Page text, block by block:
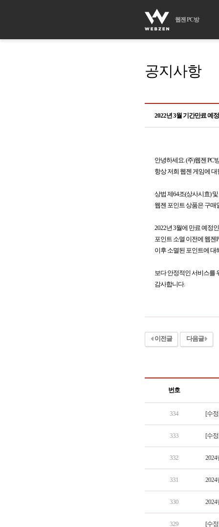
웹젠 PC방
공지사항
2022년 3월 기간만료 예
안녕하세요. (주)웹젠 PC
항상 저희 웹젠 게임에
상법 제64조(상사시효)
웹젠 포인트 상품은 구매
2022년 3월에 만료 예정
포인트 소멸 이전에 웹젠
이후 소멸된 포인트에 대
보다 안정적인 서비스를
감사합니다.
이전글 다음글
번호
334 [수
333 [수
332 2024
331 2024
330 2024
329 [수